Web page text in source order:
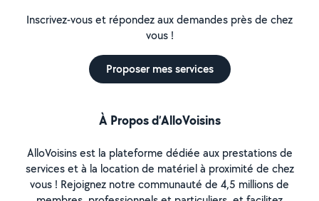
Inscrivez-vous et répondez aux demandes près de chez
vous !
Proposer mes services
À Propos d’AlloVoisins
AlloVoisins est la plateforme dédiée aux prestations de
services et à la location de matériel à proximité de chez
vous ! Rejoignez notre communauté de 4,5 millions de